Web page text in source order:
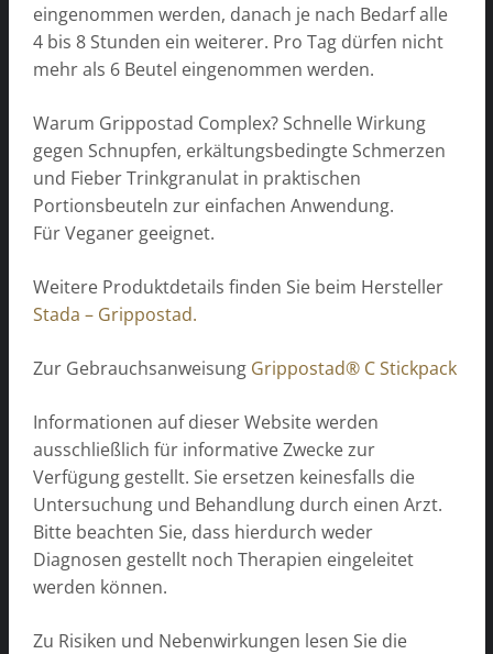
eingenommen werden, danach je nach Bedarf alle
4 bis 8 Stunden ein weiterer. Pro Tag dürfen nicht
mehr als 6 Beutel eingenommen werden.
Warum Grippostad Complex? Schnelle Wirkung
gegen Schnupfen, erkältungsbedingte Schmerzen
und Fieber Trinkgranulat in praktischen
Portionsbeuteln zur einfachen Anwendung.
Für Veganer geeignet.
Weitere Produktdetails finden Sie beim Hersteller
Stada – Grippostad.
Zur Gebrauchsanweisung Grippostad® C Stickpack
Informationen auf dieser Website werden
ausschließlich für informative Zwecke zur
Verfügung gestellt. Sie ersetzen keinesfalls die
Untersuchung und Behandlung durch einen Arzt.
Bitte beachten Sie, dass hierdurch weder
Diagnosen gestellt noch Therapien eingeleitet
werden können.
Zu Risiken und Nebenwirkungen lesen Sie die